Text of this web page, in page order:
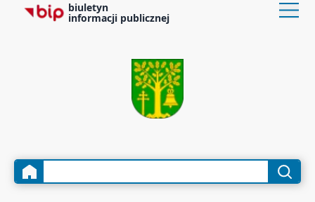
biuletyn
informacji publicznej